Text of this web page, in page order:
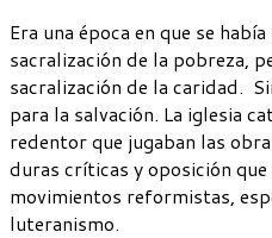
Era una época en que se
sacralización de la pobreza,
sacralización de la caridad.
para la salvación. La iglesia
redentor que jugaban las
duras críticas y oposición
movimientos reformistas,
luteranismo.